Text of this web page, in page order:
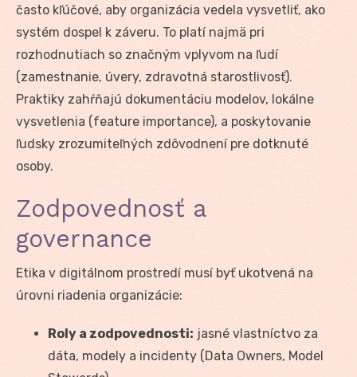
často kľúčové, aby organizácia vedela vysvetliť, ako
systém dospel k záveru. To platí najmä pri
rozhodnutiach so značným vplyvom na ľudí
(zamestnanie, úvery, zdravotná starostlivosť).
Praktiky zahŕňajú dokumentáciu modelov, lokálne
vysvetlenia (feature importance), a poskytovanie
ľudsky zrozumiteľných zdôvodnení pre dotknuté
osoby.
Zodpovednosť a
governance
Etika v digitálnom prostredí musí byť ukotvená na
úrovni riadenia organizácie:
Roly a zodpovednosti: jasné vlastníctvo za
dáta, modely a incidenty (Data Owners, Model